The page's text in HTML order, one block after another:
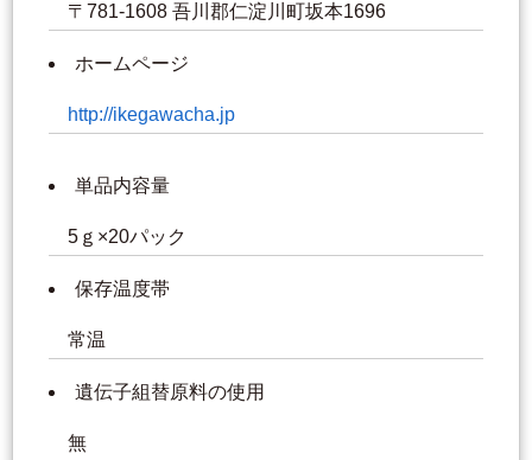
〒781-1608 吾川郡仁淀川町坂本1696
ホームページ
http://ikegawacha.jp
単品内容量
5ｇ×20パック
保存温度帯
常温
遺伝子組替原料の使用
無